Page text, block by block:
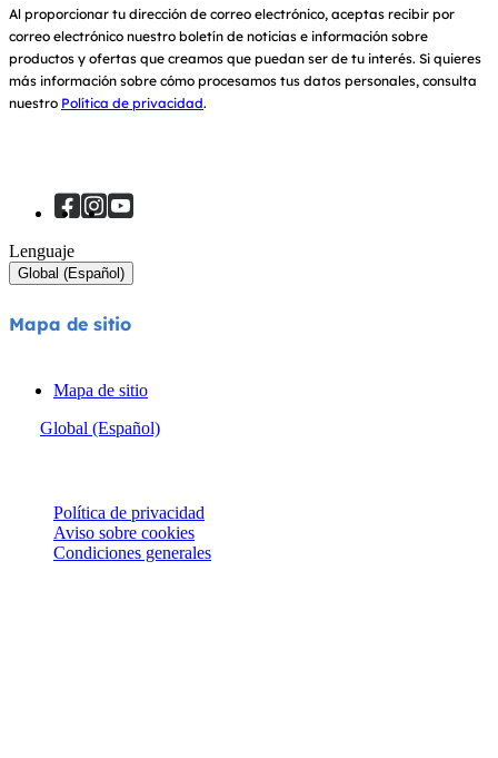
Al proporcionar tu dirección de correo electrónico, aceptas recibir por
correo electrónico nuestro boletín de noticias e información sobre
productos y ofertas que creamos que puedan ser de tu interés. Si quieres
más información sobre cómo procesamos tus datos personales, consulta
nuestro Política de privacidad.
Lenguaje
Global (Español)
Mapa de sitio
Mapa de sitio
Global (Español)
Política de privacidad
Aviso sobre cookies
Condiciones generales